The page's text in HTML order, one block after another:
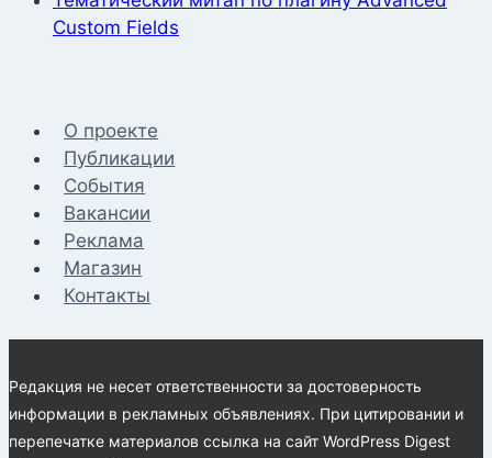
Custom Fields
О проекте
Публикации
События
Вакансии
Реклама
Магазин
Контакты
Редакция не несет ответственности за достоверность
информации в рекламных объявлениях. При цитировании и
перепечатке материалов ссылка на сайт WordPress Digest